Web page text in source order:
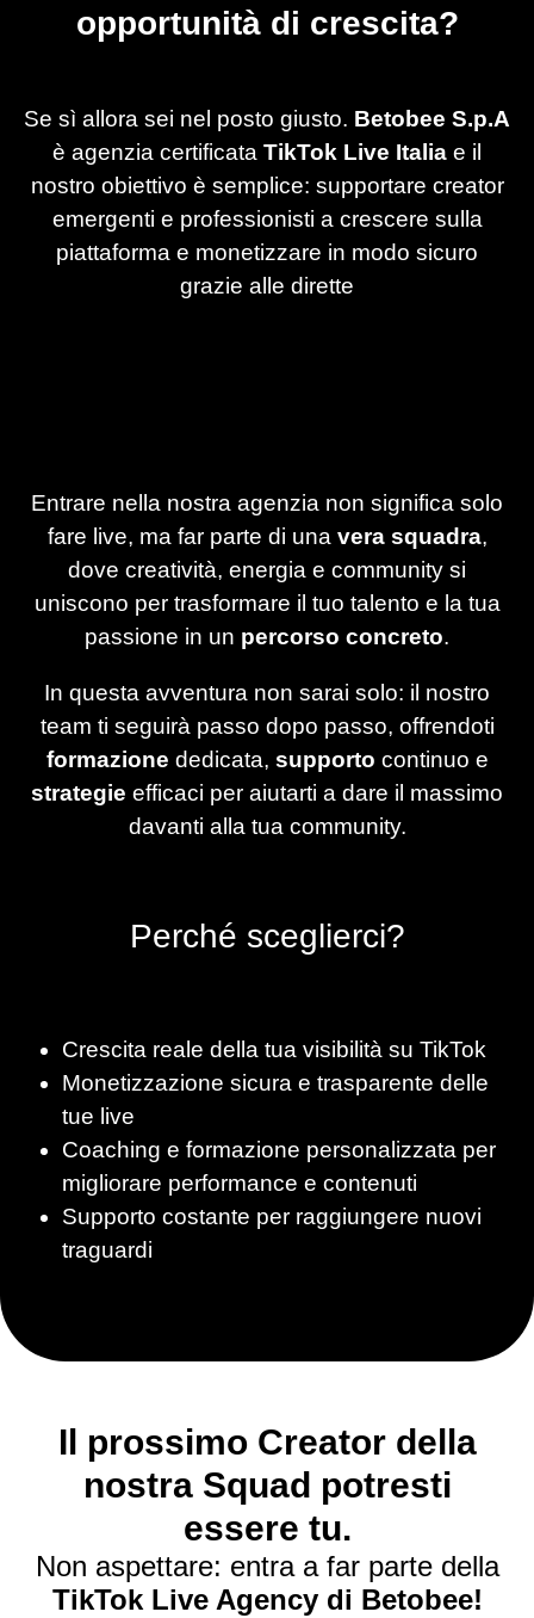
opportunità di crescita?
Se sì allora sei nel posto giusto. Betobee S.p.A
è agenzia certificata TikTok Live Italia e il
nostro obiettivo è semplice: supportare creator
emergenti e professionisti a crescere sulla
piattaforma e monetizzare in modo sicuro
grazie alle dirette
Entrare nella nostra agenzia non significa solo
fare live, ma far parte di una vera squadra,
dove creatività, energia e community si
uniscono per trasformare il tuo talento e la tua
passione in un percorso concreto.
In questa avventura non sarai solo: il nostro
team ti seguirà passo dopo passo, offrendoti
formazione dedicata, supporto continuo e
strategie efficaci per aiutarti a dare il massimo
davanti alla tua community.
Perché sceglierci?
Crescita reale della tua visibilità su TikTok
Monetizzazione sicura e trasparente delle
tue live
Coaching e formazione personalizzata per
migliorare performance e contenuti
Supporto costante per raggiungere nuovi
traguardi
Il prossimo Creator della
nostra Squad potresti
essere tu.
Non aspettare: entra a far parte della
TikTok Live Agency di Betobee!